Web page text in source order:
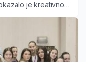
je kreativnost